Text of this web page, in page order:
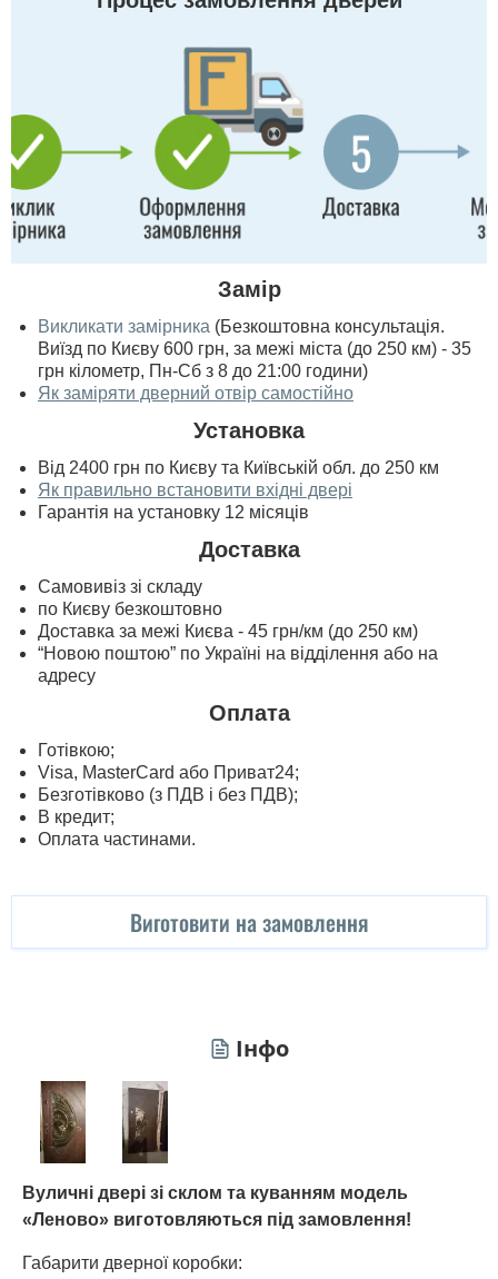
Замір
Викликати замірника (Безкоштовна консультація.
Виїзд по Києву 600 грн, за межі міста (до 250 км) - 35
грн кілометр, Пн-Сб з 8 до 21:00 години)
Як заміряти дверний отвір самостійно
Установка
Від 2400 грн по Києву та Київській обл. до 250 км
Як правильно встановити вхідні двері
Гарантія на установку 12 місяців
Доставка
Самовивіз зі складу
по Києву безкоштовно
Доставка за межі Києва - 45 грн/км (до 250 км)
“Новою поштою” по Україні на відділення або на
адресу
Оплата
Готівкою;
Visa, MasterСard або Приват24;
Безготівково (з ПДВ і без ПДВ);
В кредит;
Оплата частинами.
Виготовити на замовлення
Інфо
Вуличні двері зі склом та куванням модель
«Леново» виготовляються під замовлення!
Габарити дверної коробки: